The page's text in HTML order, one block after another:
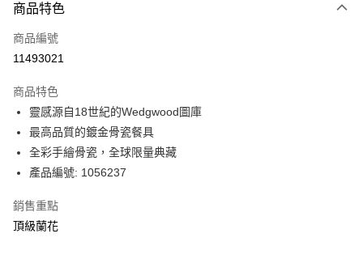
商品特色
商品編號
11493021
商品特色
靈感源自18世紀的Wedgwood圖庫
最高品質的鍍金骨瓷餐具
全彩手繪骨瓷，全球限量典藏
產品編號: 1056237
銷售重點
頂級蘭花